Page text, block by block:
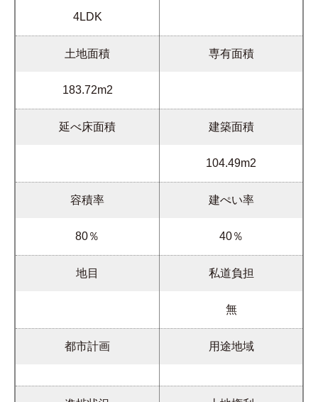
4LDK
土地面積
183.72m2
専有面積
延べ床面積 建築面積
104.49m2
容積率
80％
建ぺい率
40％
地目 私道負担
無
都市計画 用途地域